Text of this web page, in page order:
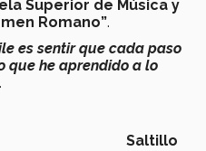
Superior de Música y
Romano”.
es sentir que cada paso
que he aprendido a lo
Saltillo